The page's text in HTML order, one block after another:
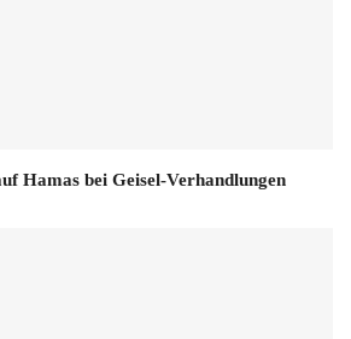
Hamas bei Geisel-Verhandlungen